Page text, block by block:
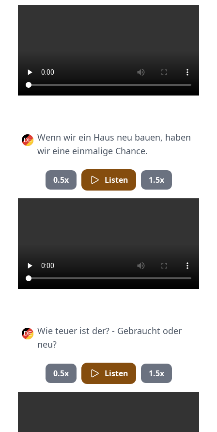
Wenn wir ein Haus neu bauen, haben
wir eine einmalige Chance.
0.5x Listen 1.5x
Wie teuer ist der? - Gebraucht oder
neu?
0.5x Listen 1.5x